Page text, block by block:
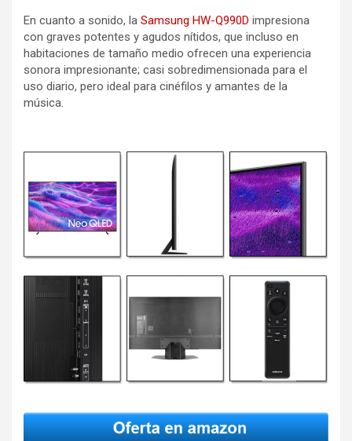
En cuanto a sonido, la Samsung HW-Q990D impresiona
con graves potentes y agudos nítidos, que incluso en
habitaciones de tamaño medio ofrecen una experiencia
sonora impresionante; casi sobredimensionada para el
uso diario, pero ideal para cinéfilos y amantes de la
música.